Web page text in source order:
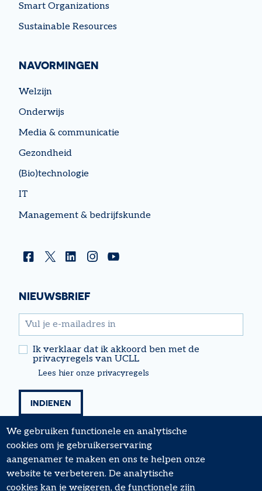
Smart Organizations
Sustainable Resources
NAVORMINGEN
Welzijn
Onderwijs
Media & communicatie
Gezondheid
(Bio)technologie
IT
Management & bedrijfskunde
NIEUWSBRIEF
email
Ik verklaar dat ik akkoord ben met de
privacyregels van UCLL
Lees hier onze privacyregels
We gebruiken functionele en analytische
cookies om je gebruikerservaring
aangenamer te maken en ons te helpen onze
website te verbeteren. De analytische
cookies kan je weigeren, de functionele zijn